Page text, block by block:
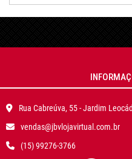
Rua Cabreúva, 55 - Jardim
vendas@jbvlojavirtual.com.br
(15) 99276-3766